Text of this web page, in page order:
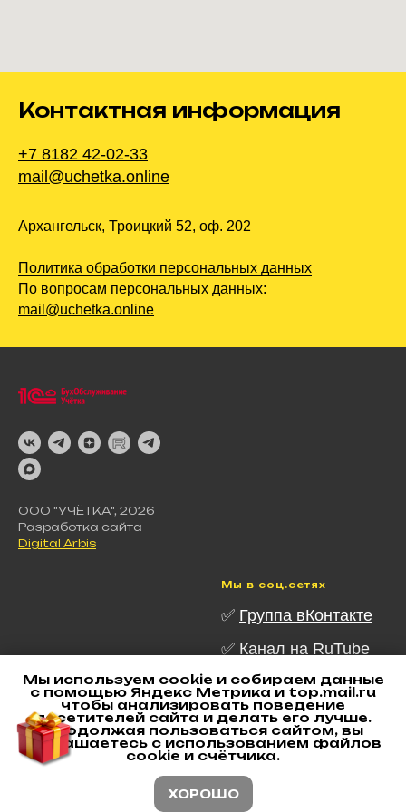
Мы используем cookie и собираем данные
с помощью Яндекс Метрика и top.mail.ru
чтобы анализировать поведение
посетителей сайта и делать его лучше.
Продолжая пользоваться сайтом, вы
соглашаетесь с использованием файлов
cookie и счётчика.
ХОРОШО
Контактная информация
+7 8182 42-02-33
mail@uchetka.online
Архангельск, Троицкий 52, оф. 202
Политика обработки персональных данных
По вопросам персональных данных:
mail@uchetka.online
ООО "УЧЁТКА", 2026
Разработка сайта —
Digital Arbis
Мы в соц.сетях
✅ Группа вКонтакте
✅ Канал на RuTube
✅ Канал в Telegram
✅Канал в MAX
✅Наш Дзен